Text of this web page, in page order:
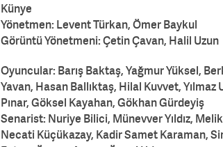
Künye
Yönetmen: Levent Türkan, Ömer Baykul
Görüntü Yönetmeni: Çetin Çavan, Halil Uzun
Oyuncular: Barış Baktaş, Yağmur Yüksel,
Yavan, Hasan Ballıktaş, Hilal Kuvvet,
Pınar, Göksel Kayahan, Gökhan Gürdeyiş
Senarist: Nuriye Bilici, Münevver Yıldız,
Necati Küçükazay, Kadir Samet Karaman,